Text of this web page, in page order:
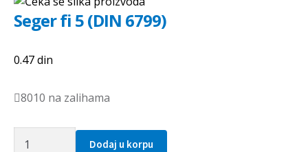
Kontakt
Seger fi 5 (DIN 6799)
0.47din
8010 na zalihama
Dodaj u korpu